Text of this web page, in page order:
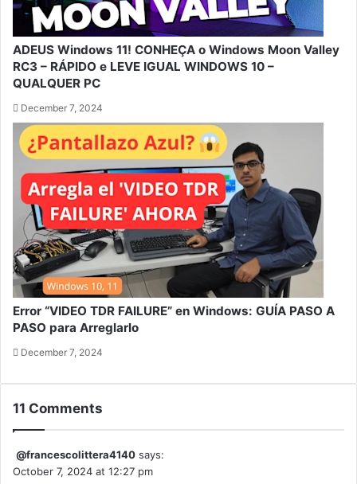
ADEUS Windows 11! CONHEÇA o Windows Moon Valley
RC3 – RÁPIDO e LEVE IGUAL WINDOWS 10 –
QUALQUER PC
December 7, 2024
Error “VIDEO TDR FAILURE” en Windows: GUÍA PASO A
PASO para Arreglarlo
December 7, 2024
11 Comments
@francescolittera4140 says:
October 7, 2024 at 12:27 pm